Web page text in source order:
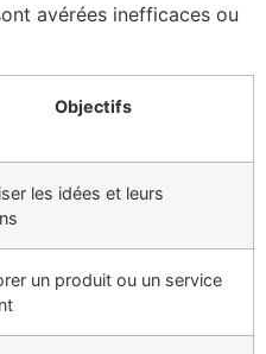
avérées inefficaces ou
Objectifs
les idées et leurs
un produit ou un service